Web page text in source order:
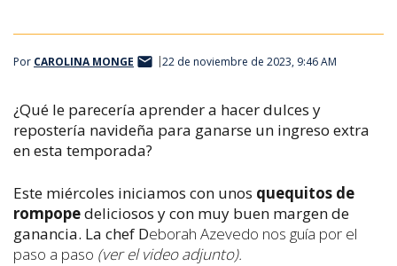
Por CAROLINA MONGE 22 de noviembre de 2023, 9:46 AM
¿Qué le parecería aprender a hacer dulces y
repostería navideña para ganarse un ingreso extra
en esta temporada?
Este miércoles iniciamos con unos quequitos de
rompopedeliciosos y con muy buen margen de
ganancia. La chef Deborah Azevedo nos guía por el
paso a paso (ver el video adjunto).